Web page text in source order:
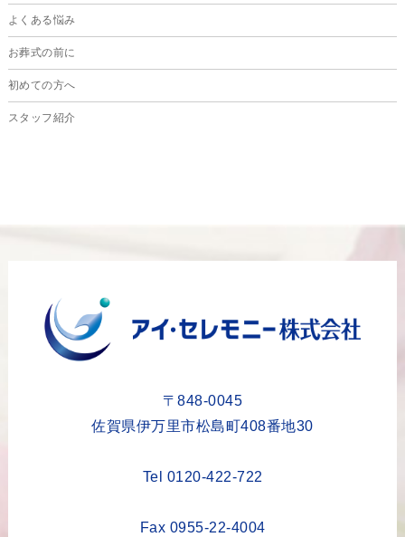
2023年11月
2023年8月
2023年6月
よくある悩み
お葬式の前に
初めての方へ
スタッフ紹介
〒848-0045
佐賀県伊万里市松島町408番地30
Tel 0120-422-722
Fax 0955-22-4004